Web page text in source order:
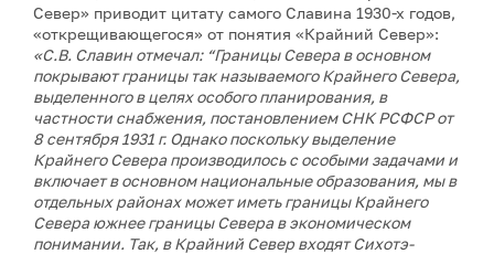
Север» приводит цитату самого Славина 1930-х годов,
«открещивающегося» от понятия «Крайний Север»:
«С.В. Славин отмечал: “Границы Севера в основном
покрывают границы так называемого Крайнего Севера,
выделенного в целях особого планирования, в
частности снабжения, постановлением СНК РСФСР от
8 сентября 1931 г. Однако поскольку выделение
Крайнего Севера производилось с особыми задачами и
включает в основном национальные образования, мы в
отдельных районах может иметь границы Крайнего
Севера южнее границы Севера в экономическом
понимании. Так, в Крайний Север входят Сихотэ-